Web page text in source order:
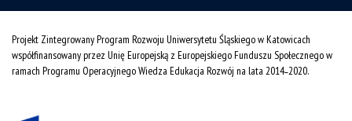
Projekt Zintegrowany Program Rozwoju Uniwersytetu Śląskiego w Katowicach
współfinansowany przez Unię Europejską z Europejskiego Funduszu Społecznego w
ramach Programu Operacyjnego Wiedza Edukacja Rozwój na lata 2014˗2020.